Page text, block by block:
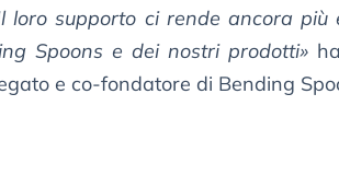
supporto ci rende ancora più
Spoons e dei nostri prodotti»
e co-fondatore di Bending